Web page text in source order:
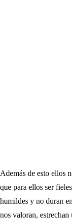
Además de esto ellos
que para ellos ser
humildes y no duran
nos valoran,